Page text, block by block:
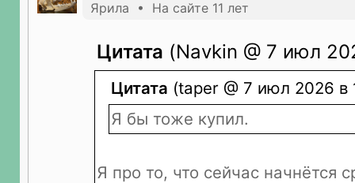
Ярила • На сайте 11 лет
Цитата (Navkin @ 7 июл
Цитата (taper @ 7 июл 2026 в
Я бы тоже купил.
Я про то, что сейчас начнётся